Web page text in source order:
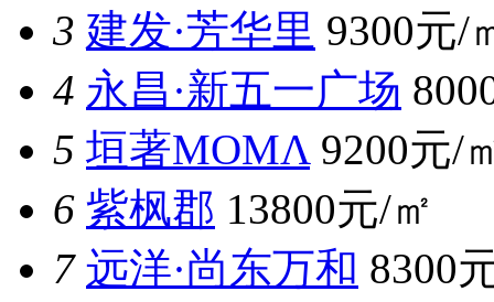
3 建发·芳华里 9300元/
4 永昌·新五一广场
5 垣著MOMΛ 9200元/
6 紫枫郡 13800元/㎡
7 远洋·尚东万和 8300